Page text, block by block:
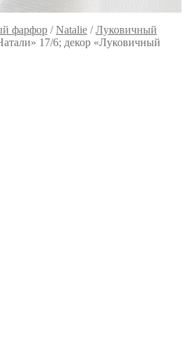
фарфор /Natalie /Луковичный
17/6; декор «Луковичный